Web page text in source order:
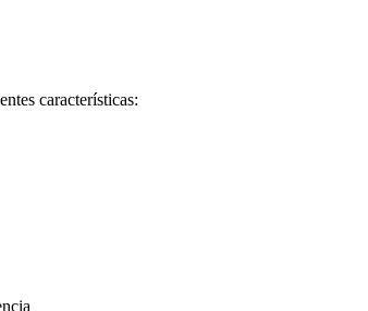
características: